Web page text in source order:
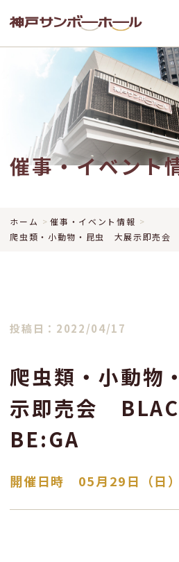
催事・イベント
ホーム
催事・イベント情報
爬虫類・小動物・昆虫 大展示即売会
爬虫類・小動
示即売会
BE:GA
投稿日：2022/04/17
開催日時 05月29日（日）